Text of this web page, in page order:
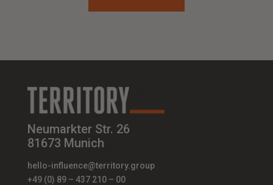
Neumarkter Str. 26
81673 Munich
hello-influence@territory.group
+49 (0) 89 – 437 210 – 00